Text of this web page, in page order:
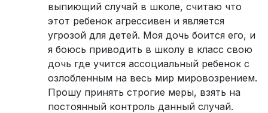
выпиющий случай в школе, считаю что
этот ребенок агрессивен и является
угрозой для детей. Моя дочь боится его, и
я боюсь приводить в школу в класс свою
дочь где учится ассоциальный ребенок с
озлобленным на весь мир мировозрением.
Прошу принять строгие меры, взять на
постоянный контроль данный случай.